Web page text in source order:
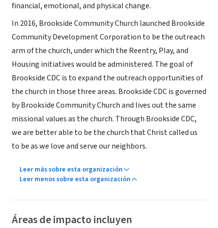
financial, emotional, and physical change.
In 2016, Brookside Community Church launched Brookside
Community Development Corporation to be the outreach
arm of the church, under which the Reentry, Play, and
Housing initiatives would be administered. The goal of
Brookside CDC is to expand the outreach opportunities of
the church in those three areas. Brookside CDC is governed
by Brookside Community Church and lives out the same
missional values as the church. Through Brookside CDC,
we are better able to be the church that Christ called us
to be as we love and serve our neighbors.
Leer más sobre esta organización
Leer menos sobre esta organización
Áreas de impacto incluyen